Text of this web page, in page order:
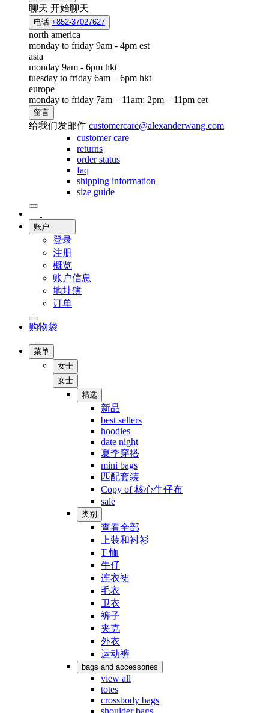
聊天 开始聊天
电话 +852-37027627
north america
monday to friday 9am - 4pm est
asia
monday 9am - 6pm hkt
tuesday to friday 6am – 6pm hkt
europe
monday to friday 7am – 11am; 2pm – 11pm cet
留言
给我们发邮件 customercare@alexanderwang.com
customer care
returns
order status
faq
shipping information
size guide
账户
登录
注册
概览
账户信息
地址簿
订单
购物袋
菜单
女士
女士
精选
新品
best sellers
hoodies
date night
夏季穿搭
mini bags
匹配套装
Copy of 核心牛仔布
sale
类别
查看全部
上装和衬衫
T 恤
牛仔
连衣裙
毛衣
卫衣
裤子
夹克
外衣
运动裤
bags and accessories
view all
totes
crossbody bags
shoulder bags